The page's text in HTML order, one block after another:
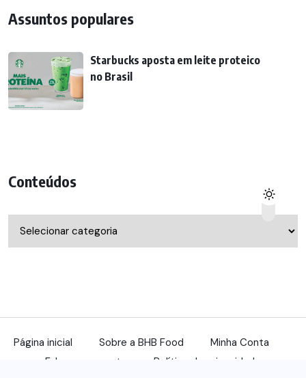
Assuntos populares
Starbucks aposta em leite proteico
no Brasil
Conteúdos
Página inicial Sobre a BHB Food
Minha Conta
Fale com a gente
Política de privacidade